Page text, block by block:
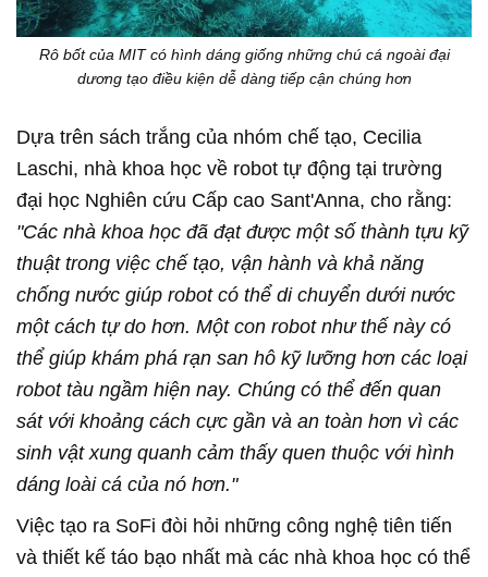
Rô bốt của MIT có hình dáng giống những chú cá ngoài đại
dương tạo điều kiện dễ dàng tiếp cận chúng hơn
Dựa trên sách trắng của nhóm chế tạo, Cecilia
Laschi, nhà khoa học về robot tự động tại trường
đại học Nghiên cứu Cấp cao Sant'Anna, cho rằng:
"Các nhà khoa học đã đạt được một số thành tựu kỹ
thuật trong việc chế tạo, vận hành và khả năng
chống nước giúp robot có thể di chuyển dưới nước
một cách tự do hơn. Một con robot như thế này có
thể giúp khám phá rạn san hô kỹ lưỡng hơn các loại
robot tàu ngầm hiện nay. Chúng có thể đến quan
sát với khoảng cách cực gần và an toàn hơn vì các
sinh vật xung quanh cảm thấy quen thuộc với hình
dáng loài cá của nó hơn."
Việc tạo ra SoFi đòi hỏi những công nghệ tiên tiến
và thiết kế táo bạo nhất mà các nhà khoa học có thể